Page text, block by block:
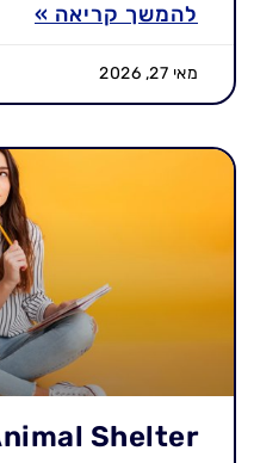
להמשך קריאה »
מאי 27, 2026
Shelter